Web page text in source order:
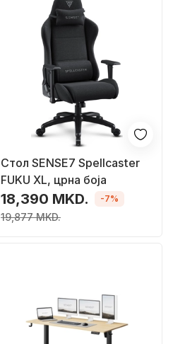
Стол SENSE7 Spellcaster
FUKU XL, црна боја
18,390 MKD.
19,877 MKD.
-7%